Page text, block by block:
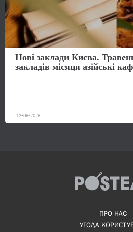
Нові заклади Києва.
закладів місяця азійські
12-06-2026
ПРО НАС
УГОДА